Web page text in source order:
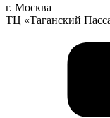
г. Москва
ТЦ «Таганский